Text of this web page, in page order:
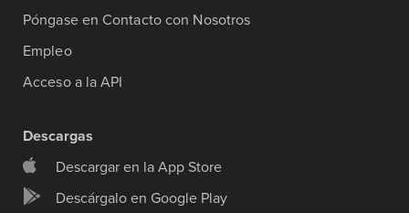
Póngase en Contacto con Nosotros
Empleo
Acceso a la API
Descargas
Descargar en la App Store
Descárgalo en Google Play